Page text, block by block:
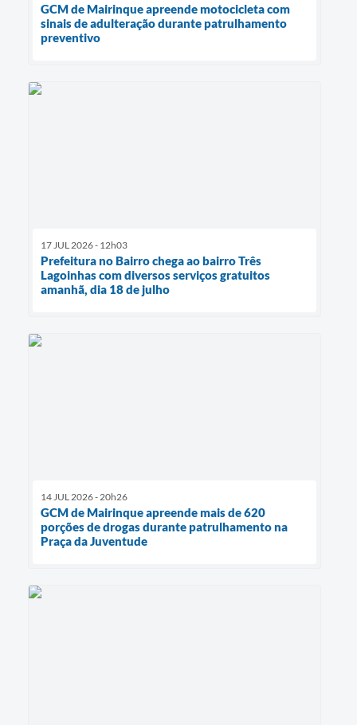
GCM de Mairinque apreende motocicleta com
sinais de adulteração durante patrulhamento
preventivo
17 JUL 2026 - 12h03
Prefeitura no Bairro chega ao bairro Três
Lagoinhas com diversos serviços gratuitos
amanhã, dia 18 de julho
14 JUL 2026 - 20h26
GCM de Mairinque apreende mais de 620
porções de drogas durante patrulhamento na
Praça da Juventude